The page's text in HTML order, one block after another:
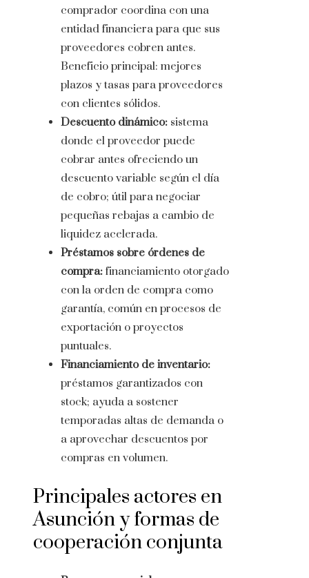
comprador coordina con una
entidad financiera para que sus
proveedores cobren antes.
Beneficio principal: mejores
plazos y tasas para proveedores
con clientes sólidos.
Descuento dinámico: sistema
donde el proveedor puede
cobrar antes ofreciendo un
descuento variable según el día
de cobro; útil para negociar
pequeñas rebajas a cambio de
liquidez acelerada.
Préstamos sobre órdenes de
compra: financiamiento otorgado
con la orden de compra como
garantía, común en procesos de
exportación o proyectos
puntuales.
Financiamiento de inventario:
préstamos garantizados con
stock; ayuda a sostener
temporadas altas de demanda o
a aprovechar descuentos por
compras en volumen.
Principales actores en
Asunción y formas de
cooperación conjunta